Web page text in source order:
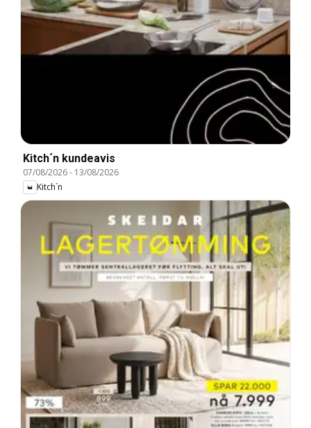
Kitch´n kundeavis
07/08/2026- 13/08/2026
Kitch´n